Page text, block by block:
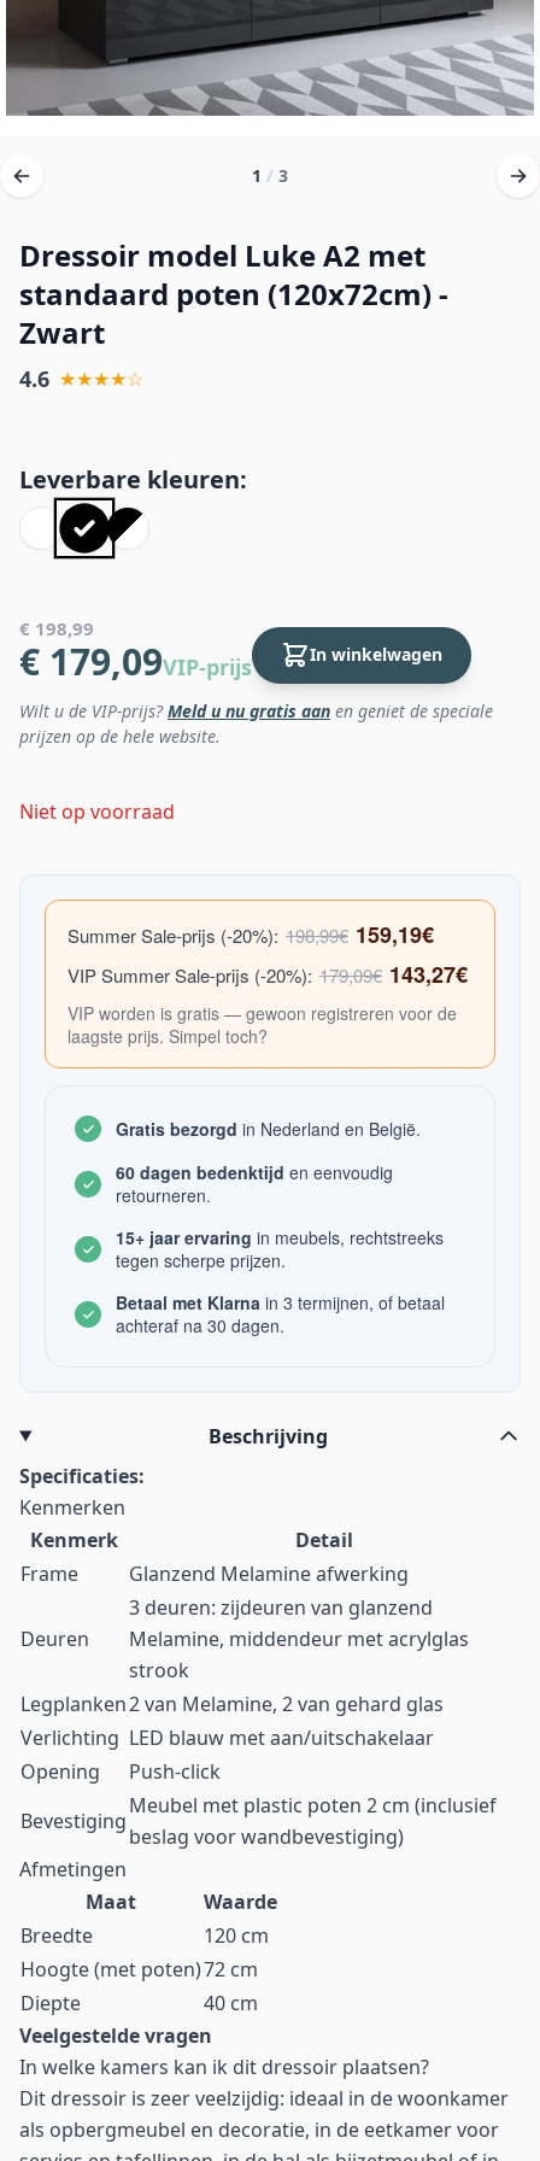
1 / 3
Dressoir model Luke A2 met
standaard poten (120x72cm) -
Zwart
4.6 ★★★★☆
Leverbare kleuren:
€ 198,99
€ 179,09VIP-prijs In winkelwagen
Wilt u de VIP-prijs?Meld u nu gratis aan en geniet de speciale
prijzen op de hele website.
Niet op voorraad
Summer Sale-prijs (-20%): 198,99€ 159,19€
VIP Summer Sale-prijs (-20%): 179,09€ 143,27€
VIP worden is gratis — gewoon registreren voor de
laagste prijs. Simpel toch?
Gratis bezorgd in Nederland en België.
60 dagen bedenktijd en eenvoudig
retourneren.
15+ jaar ervaring in meubels, rechtstreeks
tegen scherpe prijzen.
Betaal met Klarna in 3 termijnen, of betaal
achteraf na 30 dagen.
Beschrijving
Specificaties:
Kenmerken
Kenmerk
Detail
Frame
Glanzend Melamine afwerking
Deuren
3 deuren: zijdeuren van glanzend
Melamine, middendeur met acrylglas
strook
Legplanken2 van Melamine, 2 van gehard glas
Verlichting LED blauw met aan/uitschakelaar
Opening
Push-click
Bevestiging
Meubel met plastic poten 2 cm (inclusief
beslag voor wandbevestiging)
Afmetingen
Maat
Waarde
Breedte
120 cm
Hoogte (met poten)72 cm
Diepte
40 cm
Veelgestelde vragen
In welke kamers kan ik dit dressoir plaatsen?
Dit dressoir is zeer veelzijdig: ideaal in de woonkamer
als opbergmeubel en decoratie, in de eetkamer voor